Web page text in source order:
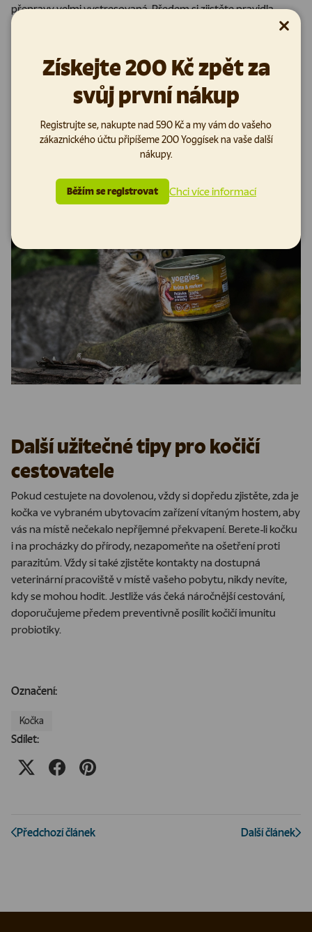
přepravy velmi vystresovaná. Předem si zjistěte pravidla
zvolené letecké přepravní
společnosti. Myslete také na to, že v případě přepravy na
palubě letadla musí kočka projít bezpečností kontrolou, při
které bude vyndána z přepravky, nechte jí proto nasazený i
žádná sedativa.
Další užitečné tipy pro kočičí
cestovatele
Pokud cestujete na dovolenou, vždy si dopředu zjistěte, zda je
kočka ve vybraném ubytovacím zařízení vítaným hostem, aby
vás na místě nečekalo nepříjemné překvapení. Berete-li kočku
i na procházky do přírody, nezapomeňte na ošetření proti
parazitům. Vždy si také zjistěte kontakty na dostupná
veterinární pracoviště v místě vašeho pobytu, nikdy nevíte,
kdy se mohou hodit. Jestliže vás čeká náročnější cestování,
doporučujeme předem preventivně posílit kočičí imunitu
probiotiky.
Označení:
Kočka
Sdílet:
Předchozí článek Další článek
Získejte 200 Kč zpět za
svůj první nákup
Registrujte se, nakupte nad 590 Kč a my vám do vašeho
zákaznického účtu připíšeme 200 Yoggísek na vaše další
nákupy.
Běžím se registrovat Chci více informací